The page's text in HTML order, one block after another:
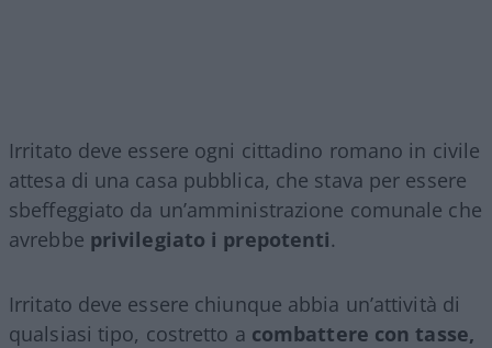
Irritato deve essere ogni cittadino romano in civile
attesa di una casa pubblica, che stava per essere
sbeffeggiato da un’amministrazione comunale che
avrebbe privilegiato i prepotenti.
Irritato deve essere chiunque abbia un’attività di
qualsiasi tipo, costretto a combattere con tasse,